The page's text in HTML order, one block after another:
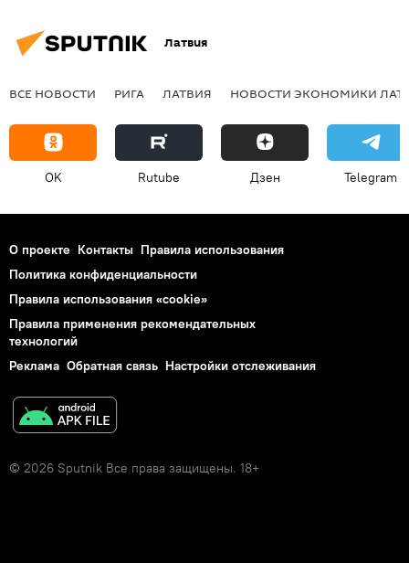
Латвия
ВСЕ НОВОСТИ РИГА ЛАТВИЯ НОВОСТИ ЭКОНОМИКИ
OK Rutube Дзен Telegram
О проекте Контакты Правила использования
Политика конфиденциальности
Правила использования «cookie»
Правила применения рекомендательных
технологий
Реклама Обратная связь Настройки отслеживания
© 2026 Sputnik Все права защищены. 18+